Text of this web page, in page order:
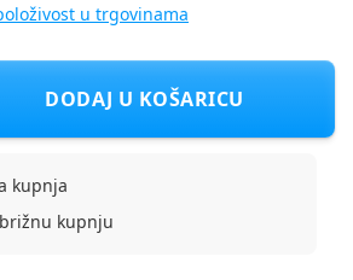
u trgovinama
Aer2 calming beige 320069 special
DODAJ U KOŠARICU
kupnja
kupnju